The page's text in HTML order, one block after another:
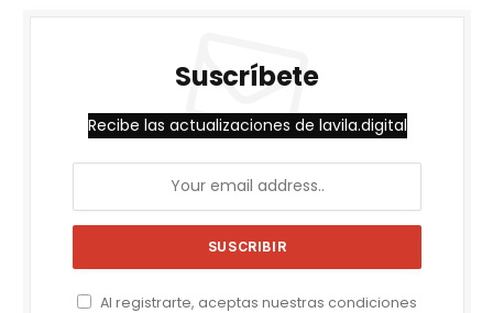
Suscríbete
Recibe las actualizaciones de lavila.digital
Al registrarte, aceptas nuestras condiciones